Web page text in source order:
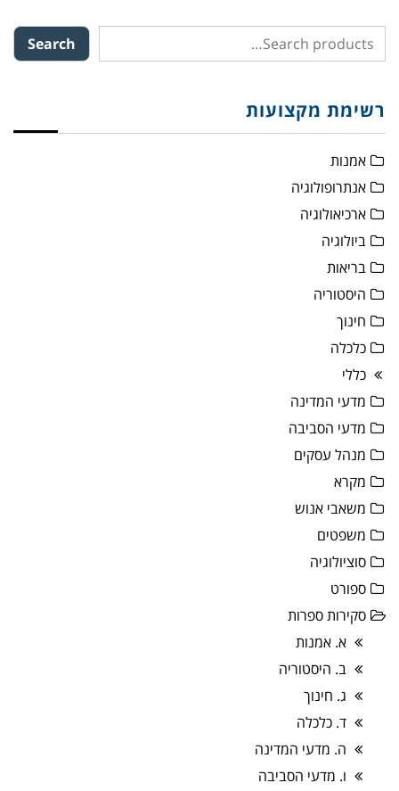
Search
רשימת מקצועות
אמנות
אנתרופולוגיה
ארכיאולוגיה
ביולוגיה
בריאות
היסטוריה
חינוך
כלכלה
כללי
מדעי המדינה
מדעי הסביבה
מנהל עסקים
מקרא
משאבי אנוש
משפטים
סוציולוגיה
ספורט
סקירות ספרות
א. אמנות
ב. היסטוריה
ג. חינוך
ד. כלכלה
ה. מדעי המדינה
ו. מדעי הסביבה